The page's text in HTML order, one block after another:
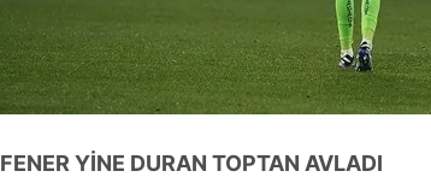
FENER YİNE DURAN TOPTAN AVLADI